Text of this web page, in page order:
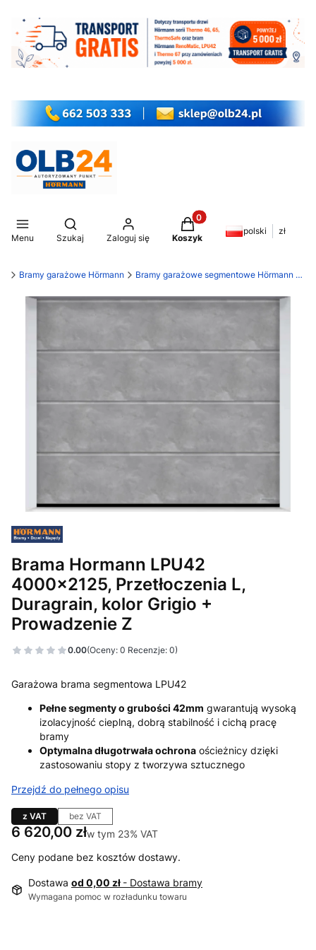
Menu
Otwórz wyszukiwarkę
Szukaj Zaloguj się
Produkty w koszyku: 0.
Koszyk
polski zł
Bramy garażowe Hörmann Bramy garażowe segmentowe Hörmann LPU 42
Brama Hormann LPU42
4000x2125, Przetłoczenia L,
Duragrain, kolor Grigio +
Prowadzenie Z
0.00(Oceny: 0 Recenzje: 0)
Garażowa brama segmentowa LPU42
Pełne segmenty o grubości 42mm gwarantują wysoką
izolacyjność cieplną, dobrą stabilność i cichą pracę
bramy
Optymalna długotrwała ochrona ościeżnicy dzięki
zastosowaniu stopy z tworzywa sztucznego
Przejdź do pełnego opisu
z VAT bez VAT
Cena
6 620,00 złw tym 23% VAT
w tym 23% VAT
Ceny podane bez kosztów dostawy.
Dostawa od 0,00 zł - Dostawa bramy
Wymagana pomoc w rozładunku towaru